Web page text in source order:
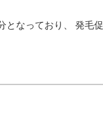
となっており、 発毛促